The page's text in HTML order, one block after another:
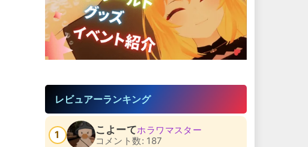
レビュアーランキング
1 こよーてホラワマスター
コメント数: 187